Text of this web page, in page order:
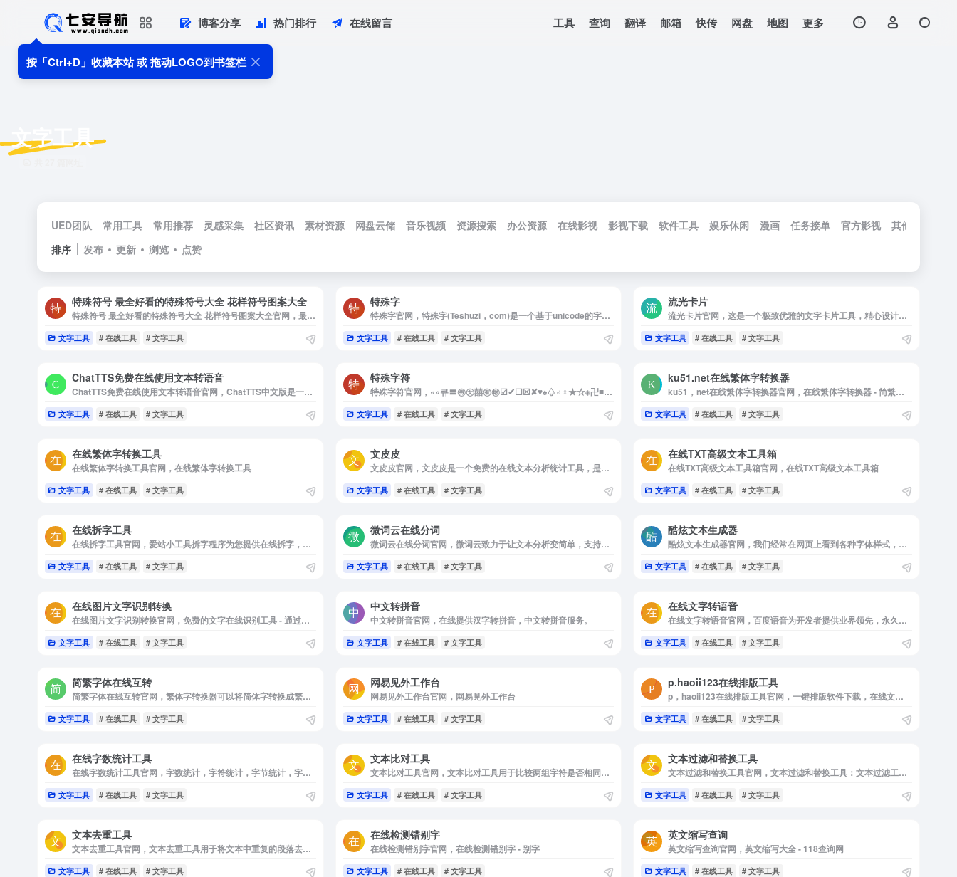
按「Ctrl+D」收藏本站 或 拖动LOGO到书签栏
博客分享 热门排行 在线留言 工具 查询 翻译 邮箱 快传 网盘 地图 更多
文字工具
UED团队 常用工具 常用推荐 灵感采集 社区资讯 素材资源 网盘云储 音乐视频 资源搜索 办公资源 在线影视 影视下载 软件工具 娱乐休闲 漫画 任务接单 官方影视 其他工具
排序
发布 更新 浏览 点赞
特殊符号 最全好看的特殊符号大全 花样符号图案大全
特殊符号 最全好看的特殊符号大全 花样符号图案大全官网，最全好看的特殊符号大全 花样符号图案大全
文字工具 # 在线工具 # 文字工具
特殊字
特殊字官网，特殊字(Teshuzi，com)是一个基于unicode的字符智能检索和手写识别输入系统，用于方便用户快速找到最想要的特殊符号，emoji表情，字母及文字。
文字工具 # 在线工具 # 文字工具
流光卡片
流光卡片官网，这是一个极致优雅的文字卡片工具，精心设计的视觉UI，让您的分享在媒体信息流中独树一帜，无论你是文字创作者，社交人，还是热爱生活记录的普通用户，流光卡片都能成为你表达思想的得力助手
文字工具 # 在线工具 # 文字工具
ChatTTS免费在线使用文本转语音
ChatTTS免费在线使用文本转语音官网，ChatTTS中文版是一个免费真人语音生成工具，Chat TTS专为对话场景而设计。它非常适合大型语言模型助手的对话任务，以及对话式音频和视频介绍等应用
文字工具 # 在线工具 # 文字工具
特殊字符
特殊字符官网，«»큐〓㊚㊛囍㊒㊖☑✔☐☒✘♥♠♤♂♀★☆※卍■□◆◇▲△▂▃▄▅▆▇█●○◎⊕⊙㊣↑↓←→↖↗↘↙№§※≡∞∑√øπ×÷±∫∵∴⊥∥∠€¥℃™©®①❶㊀㈠⑴
文字工具 # 在线工具 # 文字工具
ku51.net在线繁体字转换器
ku51，net在线繁体字转换器官网，在线繁体字转换器 - 简繁体字在线转换工具
文字工具 # 在线工具 # 文字工具
在线繁体字转换工具
在线繁体字转换工具官网，在线繁体字转换工具
文字工具 # 在线工具 # 文字工具
文皮皮
文皮皮官网，文皮皮是一个免费的在线文本分析统计工具，是文化人的好帮手。包括进行文本分析，字数统计，字频统计，词频统计，单词次数统计，数字统计，数字次数统计，文本数字求和，文章阅读时长。
文字工具 # 在线工具 # 文字工具
在线TXT高级文本工具箱
在线TXT高级文本工具箱官网，在线TXT高级文本工具箱
文字工具 # 在线工具 # 文字工具
在线拆字工具
在线拆字工具官网，爱站小工具拆字程序为您提供在线拆字，五笔拆字在线使用，是把中国汉字中左右结构的文字在线拆分，形成有趣排列形式的一种文字转换工具
文字工具 # 在线工具 # 文字工具
微词云在线分词
微词云在线分词官网，微词云致力于让文本分析变简单，支持多语言分词与分析，包含多种分析方法，如中文分词，词频统计，共词分析，单词相关性分析等，有丰富的可视化如网络关系图，词云图，词性占比，高频词图表等
文字工具 # 在线工具 # 文字工具
酷炫文本生成器
酷炫文本生成器官网，我们经常在网页上看到各种字体样式，因为 HTML 标签可以更改字体样式。有时候，我们看到的是特殊文本显示与图片。但是，社交媒体只允许在帖子和评论中纯文本格式
文字工具 # 在线工具 # 文字工具
在线图片文字识别转换
在线图片文字识别转换官网，免费的文字在线识别工具 - 通过图片识别文字，可保留原始格式，提供图像文字识别，提取图片文字，pdf文字识别，扫描文件识别服务，pdf转Word文档服务等。我们的Ocr服务支持中文，繁体中文，日语，韩语，英语，法语，俄语，德语等多种语言，输出结果支持PDF，Word和Txt格式。
文字工具 # 在线工具 # 文字工具
中文转拼音
中文转拼音官网，在线提供汉字转拼音，中文转拼音服务。
文字工具 # 在线工具 # 文字工具
在线文字转语音
在线文字转语音官网，百度语音为开发者提供业界领先，永久免费的语音技术服务，包括语音识别，语义解析，语音合成，支持java，C/C++等语言及Windows，Linux，Android，iOS等平台。百度语音通过SDK，REST API及离线开发包等多种服务方式，满足不同开发者的需求。
文字工具 # 在线工具 # 文字工具
简繁字体在线互转
简繁字体在线互转官网，繁体字转换器可以将简体字转换成繁体字，输入需要转换的文字，即自动准确的转换成繁体字。
文字工具 # 在线工具 # 文字工具
网易见外工作台
网易见外工作台官网，网易见外工作台
文字工具 # 在线工具 # 文字工具
p.haoii123在线排版工具
p，haoii123在线排版工具官网，一键排版软件下载，在线文字排版工具，新闻文章论文网页，文本文章自动排版工具
文字工具 # 在线工具 # 文字工具
在线字数统计工具
在线字数统计工具官网，字数统计，字符统计，字节统计，字数计算，统计字数，统计字节数，统计字符数，统计word字数，在线字数统计，在线查字数，计算字数，字数统计工具，支持手机移动端查询多少字数，英文:Calculate the number of words，Count the number of words，
文字工具 # 在线工具 # 文字工具
文本比对工具
文本比对工具官网，文本比对工具用于比较两组字符是否相同，如果不相同则指出首次出现差异的字符位置。可以选择是否检查文本换行。
文字工具 # 在线工具 # 文字工具
文本过滤和替换工具
文本过滤和替换工具官网，文本过滤和替换工具：文本过滤工具用于从一段文本中去除汉字，字母，数字，标点，空格，换行或是指定字符；文本替换工具用于替换指定字符到另一个（或另一段）指定字符。
文字工具 # 在线工具 # 文字工具
文本去重工具
文本去重工具官网，文本去重工具用于将文本中重复的段落去掉，或者是去掉重复的字。这在一些文本数据处理中是可用的。
文字工具 # 在线工具 # 文字工具
在线检测错别字
在线检测错别字官网，在线检测错别字 - 别字
文字工具 # 在线工具 # 文字工具
英文缩写查询
英文缩写查询官网，英文缩写大全 - 118查询网
文字工具 # 在线工具 # 文字工具